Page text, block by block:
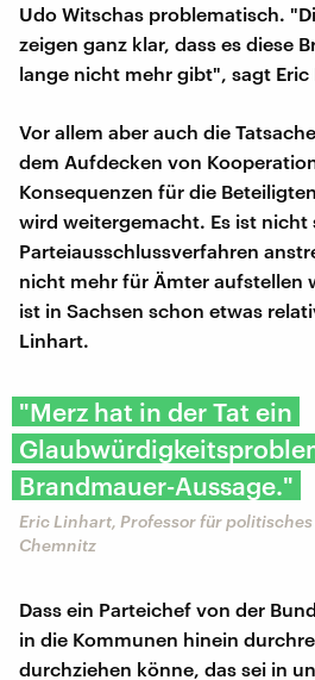
Udo Witschas problematisch.
zeigen ganz klar, dass es diese
lange nicht mehr gibt", sagt Eric
Vor allem aber auch die
dem Aufdecken von
Konsequenzen für die
wird weitergemacht. Es ist nicht
Parteiausschlussverfahren
nicht mehr für Ämter aufstellen
ist in Sachsen schon etwas
Linhart.
"Merz hat in der Tat ein
Brandmauer-Aussage."
Eric Linhart, Professor für politisches
Chemnitz
Dass ein Parteichef von der
in die Kommunen hinein
durchziehen könne, das sei in